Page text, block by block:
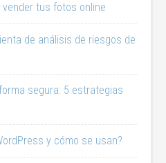
tus fotos online
de análisis de riesgos de
segura: 5 estrategias
y cómo se usan?